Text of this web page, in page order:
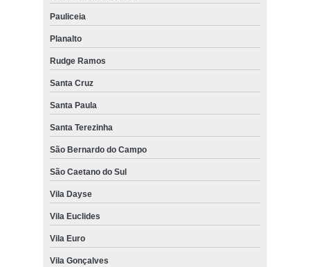
Pauliceia
Planalto
Rudge Ramos
Santa Cruz
Santa Paula
Santa Terezinha
São Bernardo do Campo
São Caetano do Sul
Vila Dayse
Vila Euclides
Vila Euro
Vila Gonçalves